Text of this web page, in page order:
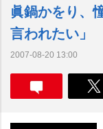
眞鍋かをり、
言われたい」
2007-08-20 13:00